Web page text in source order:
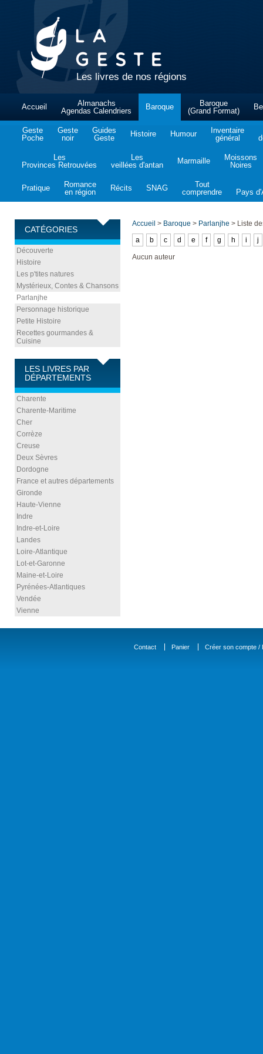
Les livres de nos régions
Accueil
Almanachs
Agendas Calendriers
Baroque
Baroque
(Grand Format)
Geste
Poche
Geste
noir
Guides
Geste
Histoire Humour
Inventaire
général
Les
Provinces Retrouvées
Les
veillées d'antan
Marmaille
Moissons
Noires
Pratique
Romance
en région
Récits SNAG
Tout
comprendre
Pays
CATÉGORIES
Découverte
Histoire
Les p'tites natures
Mystérieux, Contes & Chansons
Parlanjhe
Personnage historique
Petite Histoire
Recettes gourmandes &
Cuisine
LES LIVRES PAR
DÉPARTEMENTS
Charente
Charente-Maritime
Cher
Corrèze
Creuse
Deux Sèvres
Dordogne
France et autres départements
Gironde
Haute-Vienne
Indre
Indre-et-Loire
Landes
Loire-Atlantique
Lot-et-Garonne
Maine-et-Loire
Pyrénées-Atlantiques
Vendée
Vienne
Accueil > Baroque > Parlanjhe > Liste
a
b c d e f g h i j
Aucun auteur
Contact Panier Créer son compte /